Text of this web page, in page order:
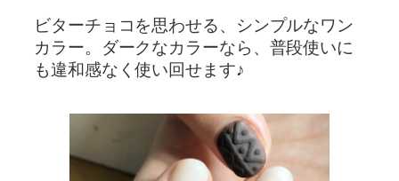
ビターチョコを思わせる、シンプルなワン
カラー。ダークなカラーなら、普段使いに
も違和感なく使い回せます♪